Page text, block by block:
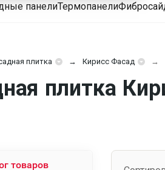
панелиТермопанели
плитка Кирисс Фасад
плитка
товаров